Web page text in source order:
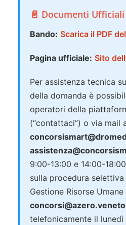
📄 Documenti Ufficiali
Bando: Scarica il PDF
Pagina ufficiale: Sito
Per assistenza tecnica
della domanda è
operatori della
(“contattaci”) o via mail
9:00-13:00 e 14:00-
sulla procedura selettiva
Gestione Risorse
telefonicamente il